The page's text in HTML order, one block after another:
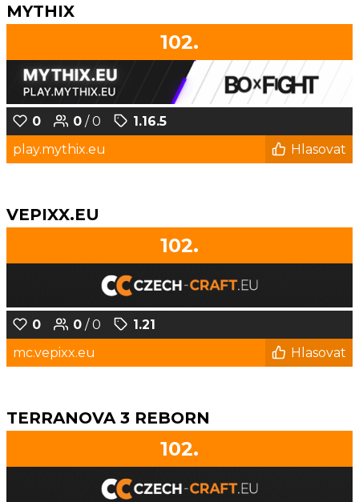
MYTHIX
102.
0 0 / 0
1.16.5
play.mythix.eu
Hlasovat
VEPIXX.EU
102.
0 0 / 0
1.21
mc.vepixx.eu
Hlasovat
TERRANOVA 3 REBORN
102.